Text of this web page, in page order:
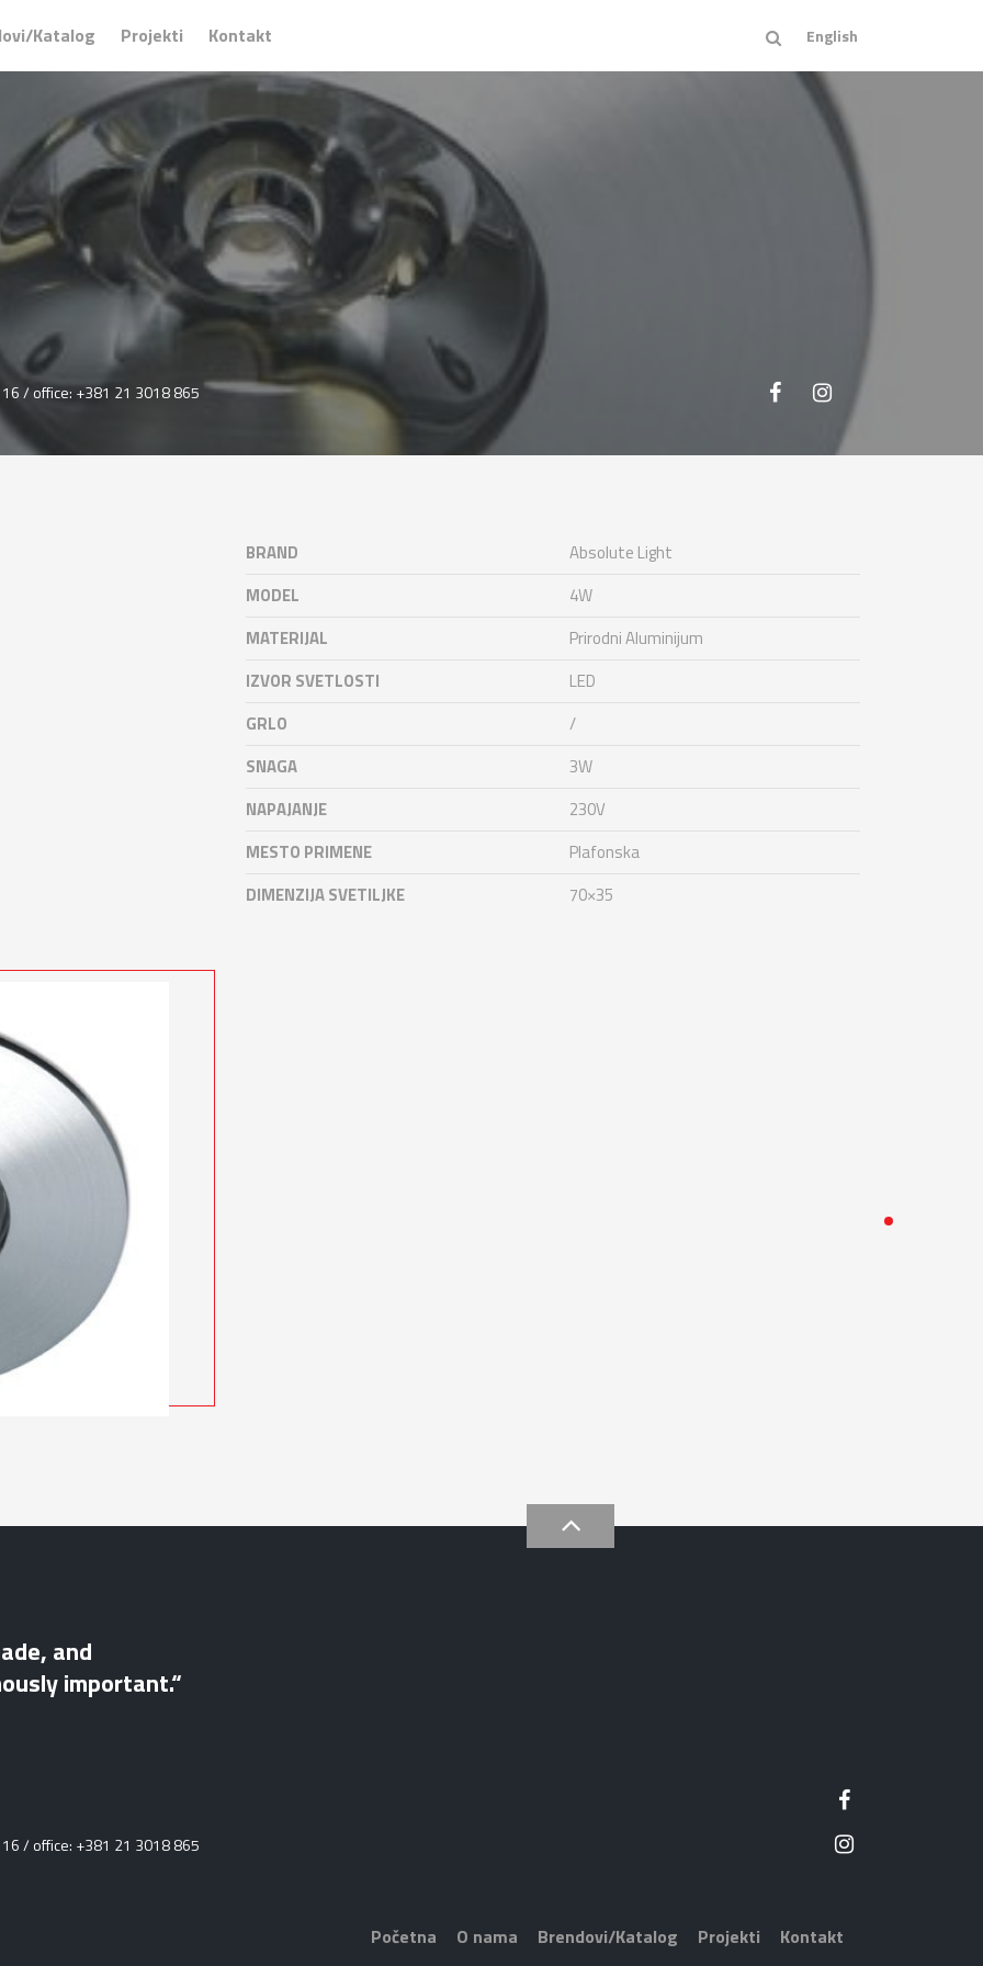
English
Katalog Projekti Kontakt
/ office: +381 21 3018 865
BRAND
Absolute Light
MODEL
4W
MATERIJAL
Prirodni Aluminijum
IZVOR SVETLOSTI
LED
GRLO
/
SNAGA
3W
NAPAJANJE
230V
MESTO PRIMENE
Plafonska
DIMENZIJA SVETILJKE
70×35
and
important.“
/ office: +381 21 3018 865
Početna O nama Brendovi/Katalog Projekti Kontakt